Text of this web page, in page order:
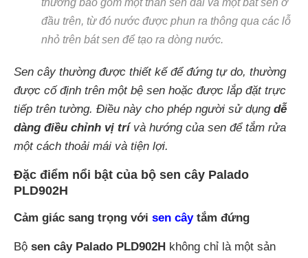
thường bao gồm một thân sen dài và một bát sen ở
đầu trên, từ đó nước được phun ra thông qua các lỗ
nhỏ trên bát sen để tạo ra dòng nước.
Sen cây thường được thiết kế để đứng tự do, thường
được cố định trên một bệ sen hoặc được lắp đặt trực
tiếp trên tường. Điều này cho phép người sử dụng dễ
dàng điều chỉnh vị trívà hướng của sen để tắm rửa
một cách thoải mái và tiện lợi.
Đặc điểm nổi bật của bộ sen cây Palado
PLD902H
Cảm giác sang trọng với sen câytắm đứng
Bộ sen cây Palado PLD902H không chỉ là một sản